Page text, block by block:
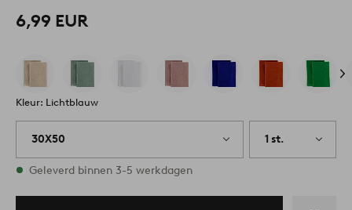
6,99 EUR
Kleur: Lichtblauw
30X50 1 st.
Op voorraad
Geleverd binnen 3-5 werkdagen